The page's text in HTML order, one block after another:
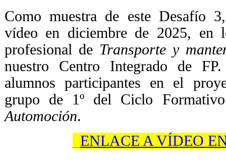
Como muestra de este Desafío
vídeo en diciembre de 2025, en
profesional de Transporte y
nuestro Centro Integrado de
alumnos participantes en el
grupo de 1º del Ciclo
Automoción.
ENLACE A VÍDEO